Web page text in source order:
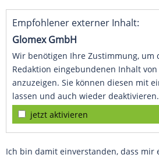
Empfohlener externer Inhalt:
Glomex GmbH
Wir benötigen Ihre Zustimmung, um
Redaktion eingebundenen Inhalt von
anzuzeigen. Sie können diesen mit
lassen und auch wieder deaktivieren.
jetzt aktivieren
Ich bin damit einverstanden, dass mir